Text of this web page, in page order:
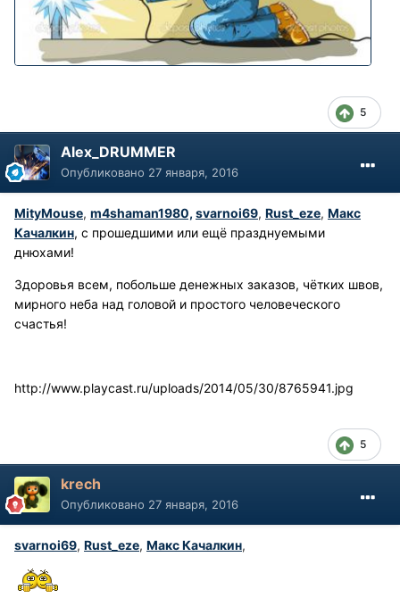
5
Alex_DRUMMER
Опубликовано 27 января, 2016
MityMouse, m4shaman1980, svarnoi69, Rust_eze, Макс
Качалкин, с прошедшими или ещё празднуемыми
днюхами!
Здоровья всем, побольше денежных заказов, чётких швов,
мирного неба над головой и простого человеческого
счастья!
http://www.playcast.ru/uploads/2014/05/30/8765941.jpg
5
krech
Опубликовано 27 января, 2016
svarnoi69, Rust_eze, Макс Качалкин,